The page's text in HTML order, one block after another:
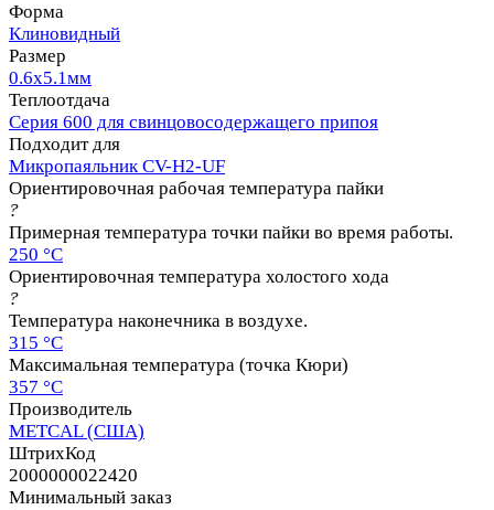
Форма
Клиновидный
Размер
0.6х5.1мм
Теплоотдача
Серия 600 для свинцовосодержащего припоя
Подходит для
Микропаяльник CV-H2-UF
Ориентировочная рабочая температура пайки
?
Примерная температура точки пайки во время работы.
250 °C
Ориентировочная температура холостого хода
?
Температура наконечника в воздухе.
315 °C
Максимальная температура (точка Кюри)
357 °C
Производитель
METCAL (США)
ШтрихКод
2000000022420
Минимальный заказ